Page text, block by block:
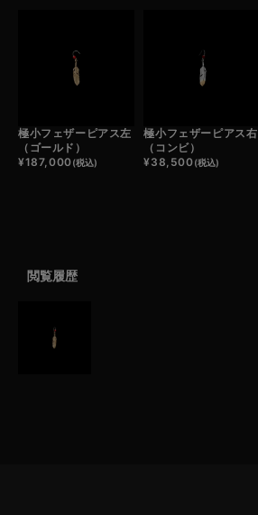
極小フェザーピアス左
（ゴールド）
¥187,000(税込)
極小フェザーピアス右
（コンビ）
¥38,500(税込)
閲覧履歴